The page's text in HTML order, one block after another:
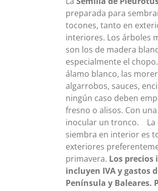
preparada para
tocones, tanto en
interiores. Los árboles
son los de madera
especialmente el
álamo blanco, las
algarrobos, sauces,
ningún caso deben
fresno o alisos. Con
inocular un tronco. La
siembra en interior es
exteriores
primavera. Los precios
incluyen IVA y gastos
Península y Baleares.